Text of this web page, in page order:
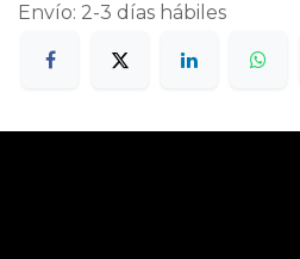
Envío: 2-3 días hábiles